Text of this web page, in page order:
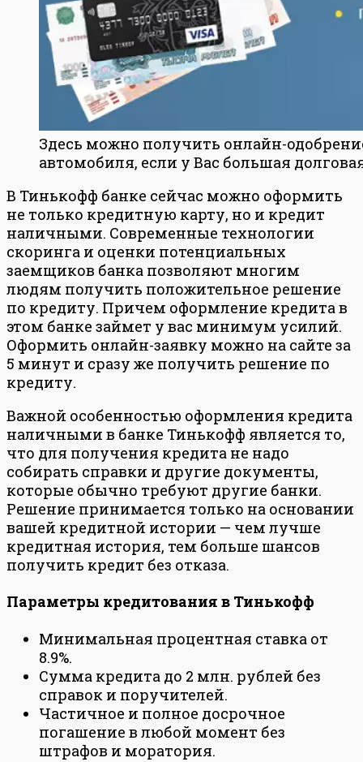
Здесь можно получить онлайн-
автомобиля, если у Вас большая
В Тинькофф банке сейчас можно оформить
не только кредитную карту, но и кредит
наличными. Современные технологии
скоринга и оценки потенциальных
заемщиков банка позволяют многим
людям получить положительное решение
по кредиту. Причем оформление кредита в
этом банке займет у вас минимум усилий.
Оформить онлайн-заявку можно на сайте за
5 минут и сразу же получить решение по
кредиту.
Важной особенностью оформления кредита
наличными в банке Тинькофф является то,
что для получения кредита не надо
собирать справки и другие документы,
которые обычно требуют другие банки.
Решение принимается только на основании
вашей кредитной истории — чем лучше
кредитная история, тем больше шансов
получить кредит без отказа.
Параметры кредитования в Тинькофф
Минимальная процентная ставка от
8.9%.
Сумма кредита до 2 млн. рублей без
справок и поручителей.
Частичное и полное досрочное
погашение в любой момент без
штрафов и моратория.